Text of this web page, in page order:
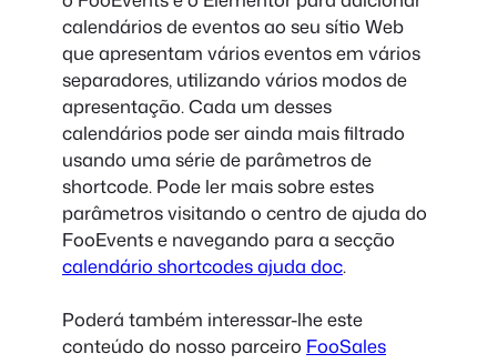
calendários de eventos ao seu sítio Web
que apresentam vários eventos em vários
separadores, utilizando vários modos de
apresentação. Cada um desses
calendários pode ser ainda mais filtrado
usando uma série de parâmetros de
shortcode. Pode ler mais sobre estes
parâmetros visitando o centro de ajuda do
FooEvents e navegando para a secção
calendário shortcodes ajuda doc.
Poderá também interessar-lhe este
conteúdo do nosso parceiro FooSales